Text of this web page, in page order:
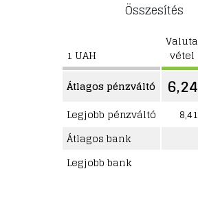
Összesítés
1 UAH
Valuta
vétel
Átlagos pénzváltó
6,24
Legjobb pénzváltó 8,41
Átlagos bank
Legjobb bank